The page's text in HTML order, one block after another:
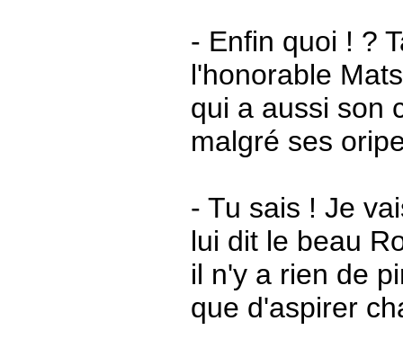
- Enfin quoi ! ? Ta
l'honorable
qui a aussi son
malgré ses
- Tu sais ! Je vais
lui dit le beau
il n'y a rien de
que d'aspirer